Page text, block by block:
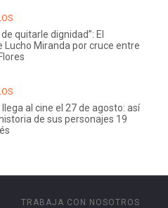
quitarle dignidad”: El
Lucho Miranda por cruce entre
llega al cine el 27 de agosto: así
de sus personajes 19
TRABAJA CON NOSOTROS